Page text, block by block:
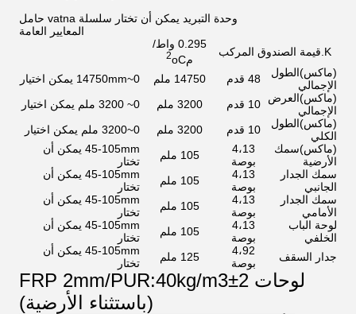
وحدة التبريد يمكن أن تختار سلسلة vatna حامل
المعايير العامة
K.قيمة الصندوق المركب
0.295 واط/
م
2oC
(ماكس)الطول
الإجمالي
48 قدم 14750 ملم
0~14750mm يمكن اختيار
(ماكس)العرض
الإجمالي
10 قدم 3200 ملم
0~ 3200 ملم يمكن اختيار
(ماكس)الطول
الكلي
10 قدم 3200 ملم
0~3200 ملم يمكن اختيار
(ماكس)سمك
الأرضية
4،13
بوصة
105 ملم
45-105mm يمكن أن
تختار
سمك الجدار
الجانبي
4،13
بوصة
105 ملم
45-105mm يمكن أن
تختار
سمك الجدار
الأمامي
4،13
بوصة
105 ملم
45-105mm يمكن أن
تختار
لوحة الباب
الخلفي
4،13
بوصة
105 ملم
45-105mm يمكن أن
تختار
جدار السقف
4،92
بوصة
125 ملم
45-105mm يمكن أن
تختار
لوحات FRP 2mm/PUR:40kg/m3±2
(باستثناء الأرضية)